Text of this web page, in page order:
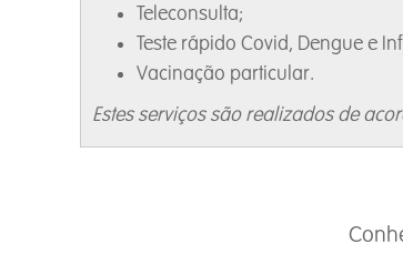
Teleconsulta;
Teste rápido Covid, Dengue e
Vacinação particular.
Estes serviços são realizados de